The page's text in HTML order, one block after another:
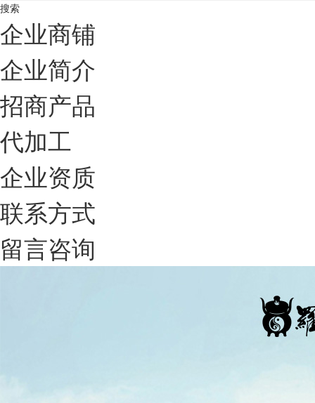
搜索
企业商铺
企业简介
招商产品
代加工
企业资质
联系方式
留言咨询